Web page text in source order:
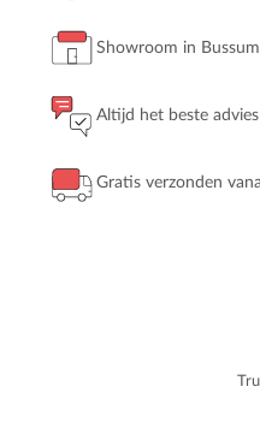
Showroom in Bussum
Altijd het beste advies
Gratis verzonden